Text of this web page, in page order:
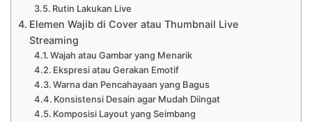
Rutin Lakukan Live
Elemen Wajib di Cover atau Thumbnail Live
Streaming
Wajah atau Gambar yang Menarik
Ekspresi atau Gerakan Emotif
Warna dan Pencahayaan yang Bagus
Konsistensi Desain agar Mudah Diingat
Komposisi Layout yang Seimbang